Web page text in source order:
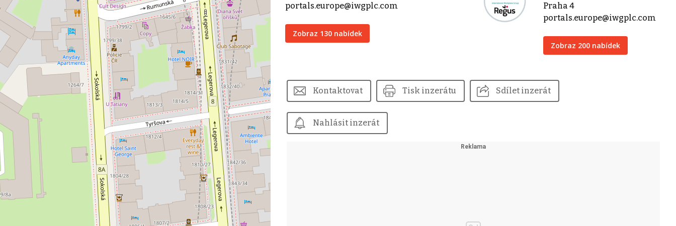
portals.europe@iwgplc.com
Zobraz 130 nabídek
Praha 4
portals.europe@iwgplc.com
Zobraz 200 nabídek
Kontaktovat Tisk inzerátu Sdílet inzerát
Nahlásit inzerát